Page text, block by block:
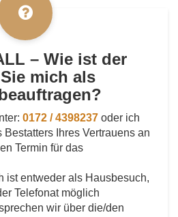
– Wie ist der
mich als
0172 / 4398237 oder ich
Bestatters Ihres Vertrauens an
Termin für das
ist entweder als Hausbesuch,
Telefonat möglich
wir über die/den